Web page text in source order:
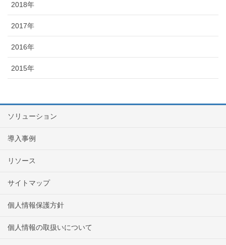
2018年
2017年
2016年
2015年
ソリューション
導入事例
リソース
サイトマップ
個人情報保護方針
個人情報の取扱いについて